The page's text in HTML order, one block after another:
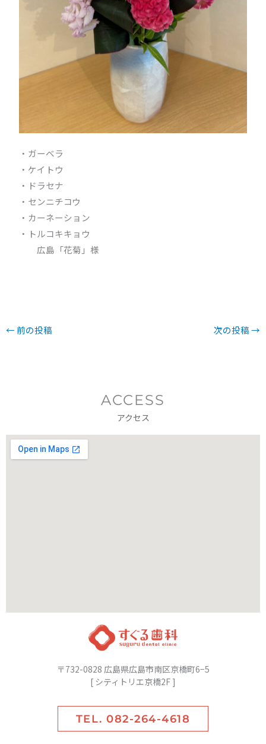
・ガーベラ
・ケイトウ
・ドラセナ
・センニチコウ
・カーネーション
・トルコキキョウ
広島「花菊」様
← 前の投稿 次の投稿→
ACCESS
アクセス
〒732-0828 広島県広島市南区京橋町6−5
[ シティトリエ京橋2F ]
TEL. 082-264-4618